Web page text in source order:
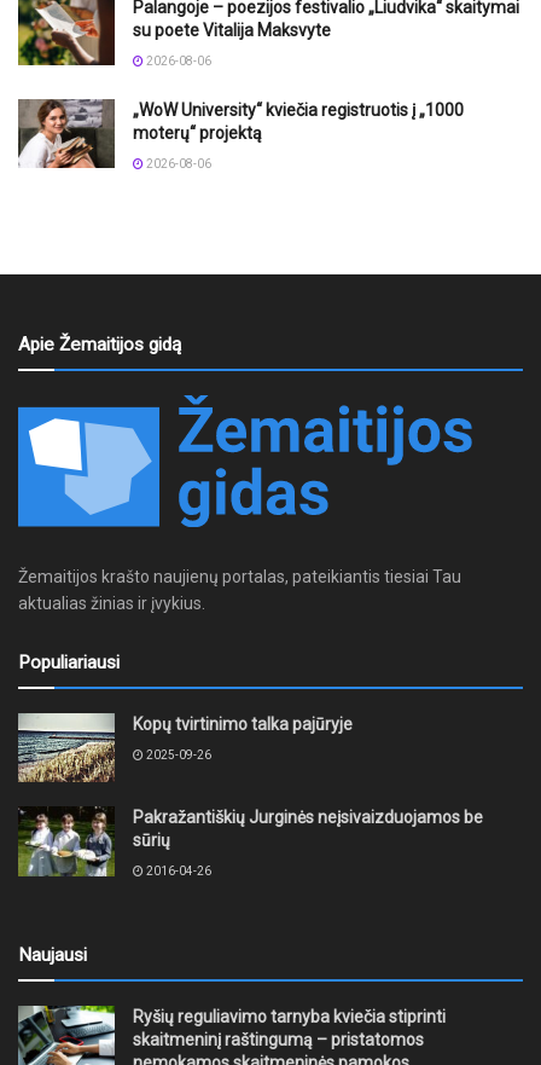
Palangoje – poezijos festivalio „Liudvika“ skaitymai
su poete Vitalija Maksvyte
2026-08-06
„WoW University“ kviečia registruotis į „1000
moterų“ projektą
2026-08-06
Apie Žemaitijos gidą
Žemaitijos krašto naujienų portalas, pateikiantis tiesiai Tau
aktualias žinias ir įvykius.
Populiariausi
Kopų tvirtinimo talka pajūryje
2025-09-26
Pakražantiškių Jurginės neįsivaizduojamos be
sūrių
2016-04-26
Naujausi
Ryšių reguliavimo tarnyba kviečia stiprinti
skaitmeninį raštingumą – pristatomos